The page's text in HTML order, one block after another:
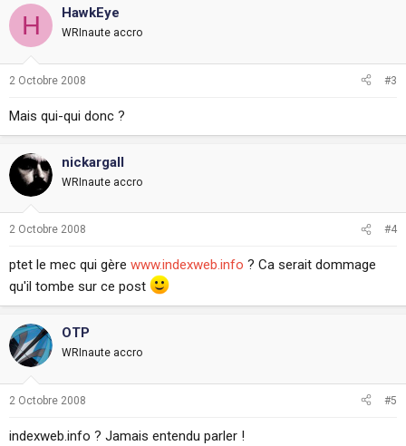
H HawkEye
WRInaute accro
2 Octobre 2008 #3
Mais qui-qui donc ?
nickargall
WRInaute accro
2 Octobre 2008 #4
ptet le mec qui gère www.indexweb.info ? Ca serait dommage
qu'il tombe sur ce post
OTP
WRInaute accro
2 Octobre 2008 #5
indexweb.info ? Jamais entendu parler !